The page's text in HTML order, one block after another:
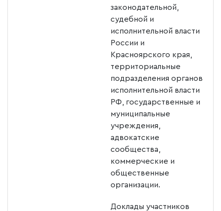
законодательной,
судебной и
исполнительной власти
России и
Красноярского края,
территориальные
подразделения органов
исполнительной власти
РФ, государственные и
муниципальные
учреждения,
адвокатские
сообщества,
коммерческие и
общественные
организации.
Доклады участников